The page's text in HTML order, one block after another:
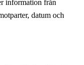
information från
datum och